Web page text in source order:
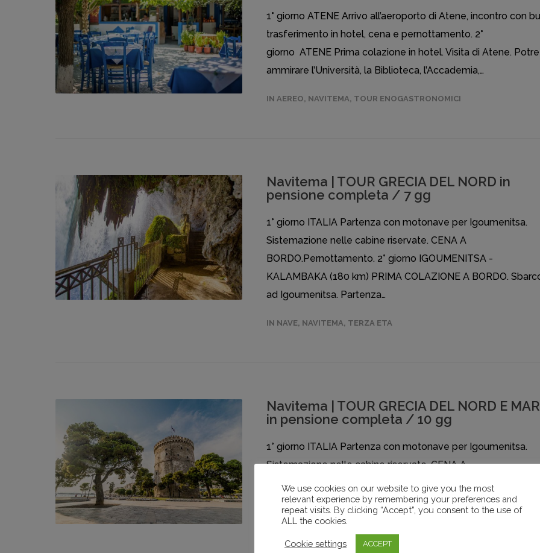
1° giorno ATENE Arrivo all’aeroporto di Atene, incontro con
trasferimento in hotel, cena e pernottamento. 2°
giorno ATENE Prima colazione in hotel. Visita di Atene.
ammirare l’Università, la Biblioteca, l’Accademia,…
IN AEREO, NAVITEMA, TOUR ENOGASTRONOMICI
Navitema | TOUR GRECIA DEL NORD in
pensione completa / 7 gg
1° giorno ITALIA Partenza con motonave per Igoumenitsa.
Sistemazione nelle cabine riservate. CENA A
BORDO.Pernottamento. 2° giorno IGOUMENITSA -
KALAMBAKA (180 km) PRIMA COLAZIONE A BORDO.
ad Igoumenitsa. Partenza…
IN NAVE, NAVITEMA, TERZA ETA
Navitema | TOUR GRECIA DEL NORD E
in pensione completa / 10 gg
1° giorno ITALIA Partenza con motonave per Igoumenitsa.
Sistemazione nelle cabine riservate. CENA A
BORDO.Pernottamento. 2° giorno IGOUMENITSA -
KALAMBAKA (180 km) PRIMA COLAZIONE A BORDO.
ad Igoumenitsa. Partenza…
IN NAVE,NAVITEMA, TERZA ETA
We use cookies on our website to give you the most
relevant experience by remembering your preferences and
repeat visits. By clicking “Accept”, you consent to the use of
ALL the cookies.
Cookie settings ACCEPT